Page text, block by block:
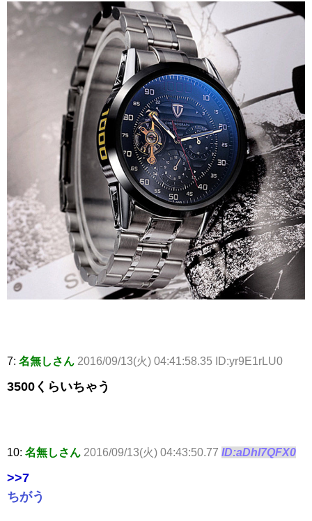
7: 名無しさん 2016/09/13(火) 04:41:58.35 ID:yr9E1rLU0
3500くらいちゃう
10: 名無しさん 2016/09/13(火) 04:43:50.77 ID:aDhl7QFX0
>>7
ちがう